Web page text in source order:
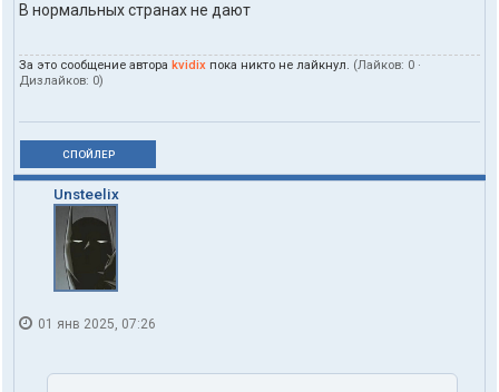
В нормальных странах не дают
За это сообщение автора kvidix пока никто не лайкнул. (Лайков: 0 ·
Дизлайков: 0)
СПОЙЛЕР
Unsteelix
01 янв 2025, 07:26